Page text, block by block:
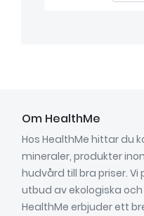
Om HealthMe
Hos HealthMe hittar du
mineraler, produkter
hudvård till bra priser.
utbud av ekologiska
HealthMe erbjuder ett